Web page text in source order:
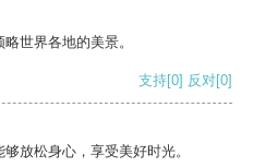
世界各地的美景。
支持[0] 反对[0]
放松身心，享受美好时光。